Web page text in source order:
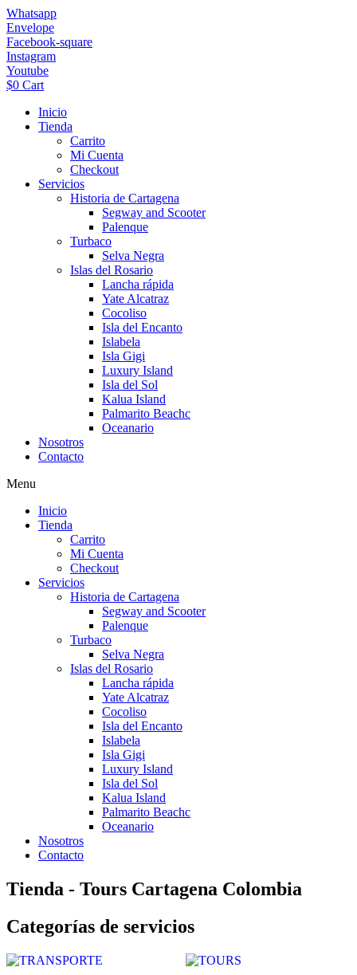
Ir
al
contenido
Whatsapp
Envelope
Facebook-square
Instagram
Youtube
$0 Cart
Inicio
Tienda
Carrito
Mi Cuenta
Checkout
Servicios
Historia de Cartagena
Segway and Scooter
Palenque
Turbaco
Selva Negra
Islas del Rosario
Lancha rápida
Yate Alcatraz
Cocoliso
Isla del Encanto
Islabela
Isla Gigi
Luxury Island
Isla del Sol
Kalua Island
Palmarito Beachc
Oceanario
Nosotros
Contacto
Menu
Inicio
Tienda
Carrito
Mi Cuenta
Checkout
Servicios
Historia de Cartagena
Segway and Scooter
Palenque
Turbaco
Selva Negra
Islas del Rosario
Lancha rápida
Yate Alcatraz
Cocoliso
Isla del Encanto
Islabela
Isla Gigi
Luxury Island
Isla del Sol
Kalua Island
Palmarito Beachc
Oceanario
Nosotros
Contacto
Tienda - Tours Cartagena Colombia
Categorías de servicios